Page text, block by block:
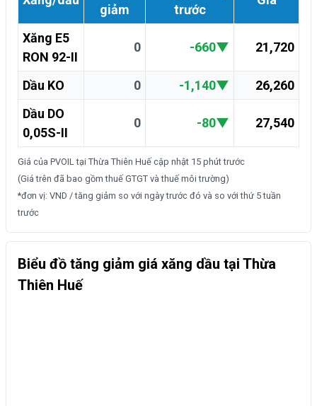
giảm
trước
Xăng E5
RON 92-II
0 -660▼ 21,720
Dầu KO 0 -1,140▼
26,260
Dầu DO
0,05S-II
0 -80▼ 27,540
Giá của PVOIL tại Thừa Thiên Huế cập nhật 15 phút trước
(Giá trên đã bao gồm thuế GTGT và thuế môi trường)
*đơn vị: VND / tăng giảm so với ngày trước đó và so với thứ 5 tuần
trước
Biểu đồ tăng giảm giá xăng dầu tại Thừa
Thiên Huế